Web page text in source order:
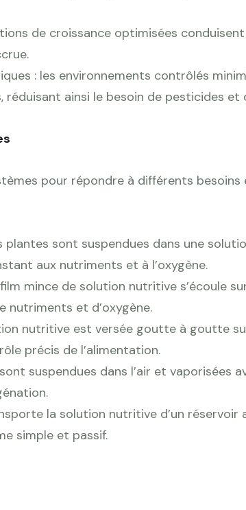
de croissance optimisées
: les environnements contrôlés
ainsi le besoin de pesticides et
pour répondre à différents besoins
sont suspendues dans une
aux nutriments et à l’oxygène.
mince de solution nutritive s’écoule
nutriments et d’oxygène.
nutritive est versée goutte à goutte
précis de l’alimentation.
suspendues dans l’air et vaporisées
la solution nutritive d’un réservoir
simple et passif.